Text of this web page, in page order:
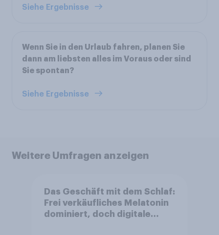
Siehe Ergebnisse
Wenn Sie in den Urlaub fahren, planen Sie
dann am liebsten alles im Voraus oder sind
Sie spontan?
Siehe Ergebnisse
Weitere Umfragen anzeigen
Das Geschäft mit dem Schlaf:
Frei verkäufliches Melatonin
dominiert, doch digitale